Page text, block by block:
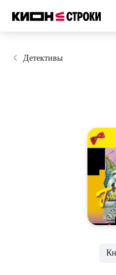
Детективы